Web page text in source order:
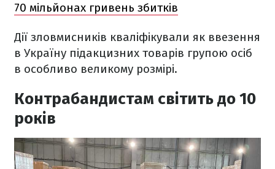
70 мільйонах гривень збитків
Дії зловмисників кваліфікували як ввезення
в Україну підакцизних товарів групою осіб
в особливо великому розмірі.
Контрабандистам світить до 10
років